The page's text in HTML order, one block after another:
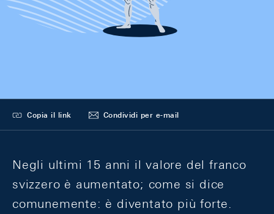
Copia il link Condividi per e-mail
Negli ultimi 15 anni il valore del franco
svizzero è aumentato; come si dice
comunemente: è diventato più forte.